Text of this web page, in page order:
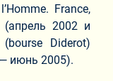
France,
(апрель 2002 и
Diderot)
июнь 2005).